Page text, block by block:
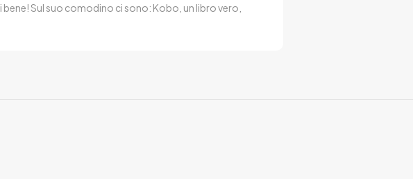
Sul suo comodino ci sono: Kobo, un libro vero,